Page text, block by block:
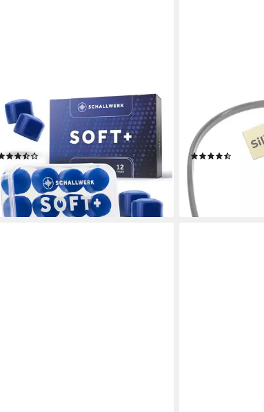
Gehörschutzstöpsel SCHALLWERK
® Soft+, 12 Silikon Ohrenstöpsel –
optimale Unterstützung
(15)
14,99 € UVP16,99 €
-12%
lieferbar - in 2-3 Werktagen bei dir
Gehörschutz
lieferbar - in 4-5